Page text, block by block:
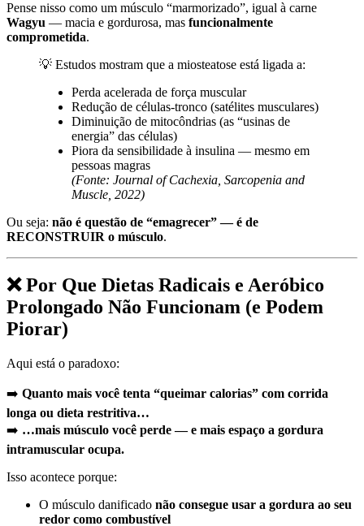
Pense nisso como um músculo “marmorizado”, igual à carne
Wagyu — macia e gordurosa, mas funcionalmente
comprometida.
💡 Estudos mostram que a miosteatose está ligada a:
Perda acelerada de força muscular
Redução de células-tronco (satélites musculares)
Diminuição de mitocôndrias (as “usinas de
energia” das células)
Piora da sensibilidade à insulina — mesmo em
pessoas magras
(Fonte: Journal of Cachexia, Sarcopenia and
Muscle, 2022)
Ou seja: não é questão de “emagrecer” — é de
RECONSTRUIR o músculo.
❌ Por Que Dietas Radicais e Aeróbico
Prolongado Não Funcionam (e Podem
Piorar)
Aqui está o paradoxo:
➡️ Quanto mais você tenta “queimar calorias” com corrida
longa ou dieta restritiva…
➡️ …mais músculo você perde — e mais espaço a gordura
intramuscular ocupa.
Isso acontece porque:
O músculo danificado não consegue usar a gordura ao seu
redor como combustível